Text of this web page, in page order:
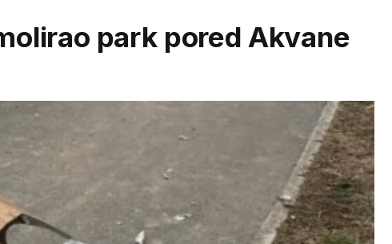
park pored Akvane